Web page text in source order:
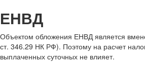
ЕНВД
Объектом обложения ЕНВД является
ст. 346.29 НК РФ). Поэтому на расчет
выплаченных суточных не влияет.